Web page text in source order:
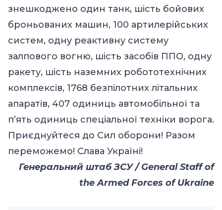
знешкоджено один танк, шість бойових
броньованих машин, 100 артилерійських
систем, одну реактивну систему
залпового вогню, шість засобів ППО, одну
ракету, шість наземних робототехнічних
комплексів, 1768 безпілотних літальних
апаратів, 407 одиниць автомобільної та
п’ять одиниць спеціальної техніки ворога.
Приєднуйтеся до Сил оборони! Разом
переможемо! Слава Україні!
Генеральний штаб ЗСУ / General Staff of
the Armed Forces of Ukraine